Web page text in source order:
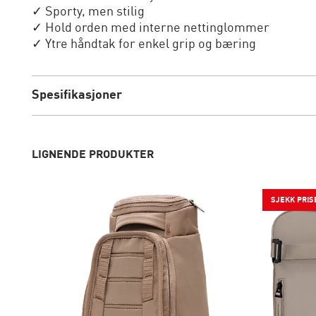
✓ Sporty, men stilig
✓ Hold orden med interne nettinglommer
✓ Ytre håndtak for enkel grip og bæring
Spesifikasjoner
LIGNENDE PRODUKTER
SJEKK